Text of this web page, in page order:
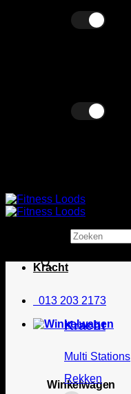
013 203 2173
Winkelwagen
Kracht
Kracht
Multi Stations
Rekken